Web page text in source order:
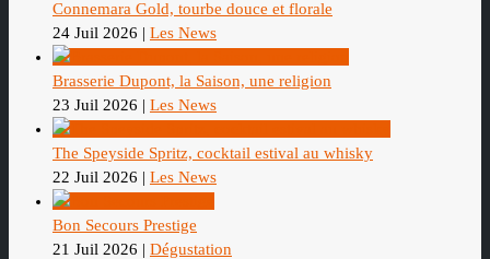
Connemara Gold, tourbe douce et florale
24 Juil 2026 | Les News
Brasserie Dupont, la Saison, une religion
23 Juil 2026 | Les News
The Speyside Spritz, cocktail estival au whisky
22 Juil 2026 | Les News
Bon Secours Prestige
21 Juil 2026 | Dégustation